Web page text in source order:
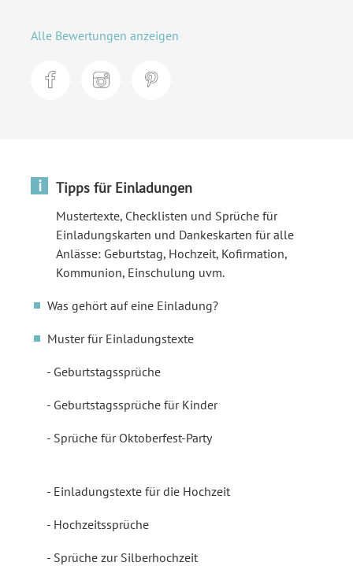
Alle Bewertungen anzeigen
i Tipps für Einladungen
Mustertexte, Checklisten und Sprüche für
Einladungskarten und Dankeskarten für alle
Anlässe: Geburtstag, Hochzeit, Kofirmation,
Kommunion, Einschulung uvm.
Was gehört auf eine Einladung?
Muster für Einladungstexte
Geburtstagssprüche
Geburtstagssprüche für Kinder
Sprüche für Oktoberfest-Party
Einladungstexte für die Hochzeit
Hochzeitssprüche
Sprüche zur Silberhochzeit